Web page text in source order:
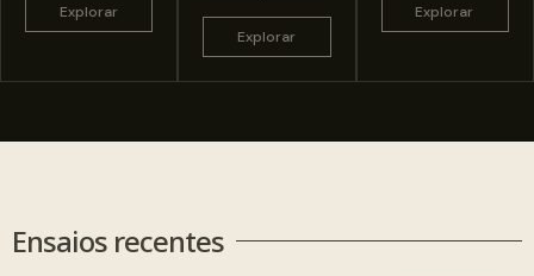
Explorar
Explorar
Explorar
Ensaios recentes